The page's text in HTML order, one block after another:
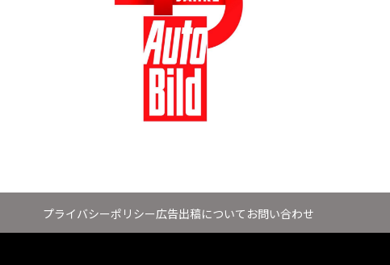
プライバシーポリシー広告出稿について お問い合わせ